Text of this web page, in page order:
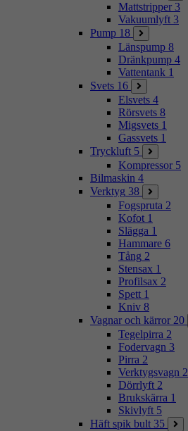
Mattstripper 3
Vakuumlyft 3
Pump 18
Länspump 8
Dränkpump 4
Vattentank 1
Svets 16
Elsvets 4
Rörsvets 8
Migsvets 1
Gassvets 1
Tryckluft 5
Kompressor 5
Bilmaskin 4
Verktyg 38
Fogspruta 2
Kofot 1
Slägga 1
Hammare 6
Tång 2
Stensax 1
Profilsax 2
Spett 1
Kniv 8
Vagnar och kärror 20
Tegelpirra 2
Fodervagn 3
Pirra 2
Verktygsvagn 2
Dörrlyft 2
Brukskärra 1
Skivlyft 5
Häft spik bult 35